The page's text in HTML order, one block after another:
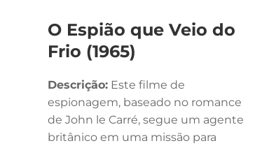
O Espião que Veio do
Frio (1965)
Descrição: Este filme de
espionagem, baseado no romance
de John le Carré, segue um agente
britânico em uma missão para